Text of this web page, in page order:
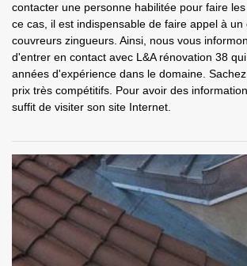
contacter une personne habilitée pour faire
ce cas, il est indispensable de faire appel à
couvreurs zingueurs. Ainsi, nous vous
d'entrer en contact avec L&A rénovation 38
années d'expérience dans le domaine.
prix très compétitifs. Pour avoir des
suffit de visiter son site Internet.